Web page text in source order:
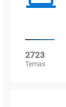
2723
Temas